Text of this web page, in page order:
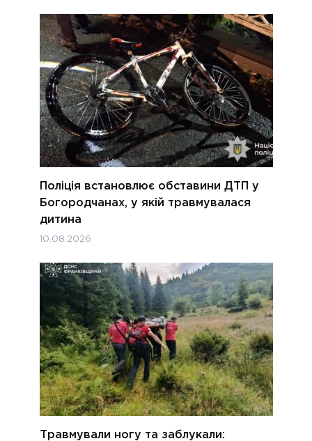
Поліція встановлює обставини ДТП у
Богородчанах, у якій травмувалася
дитина
10.08.2026
Травмували ногу та заблукали: